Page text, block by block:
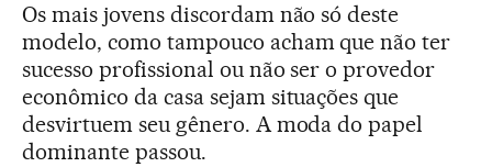
Os mais jovens discordam não só deste
modelo, como tampouco acham que não ter
sucesso profissional ou não ser o provedor
econômico da casa sejam situações que
desvirtuem seu gênero. A moda do papel
dominante passou.